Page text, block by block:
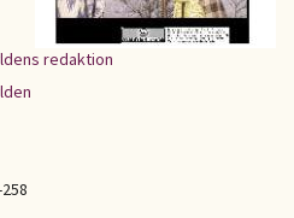
redaktion